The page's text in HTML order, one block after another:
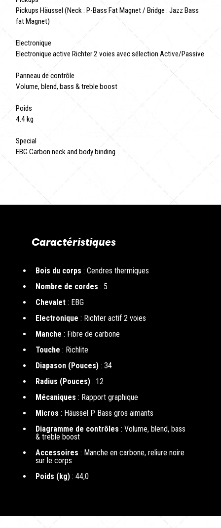
Pickups Häussel (Neck : P-Bass Fat Magnet / Bridge : Jazz Bass
fat Magnet)
Electronique
Electronique active Richter 2 voies avec sélection Active/Passive
Panneau de contrôle
Volume, blend, bass & treble boost
Poids
4.4 kg
Special
EBG Carbon neck and body binding
Caractéristiques
Bois du corps : Cendres thermiques
Nombre de cordes : 5
Chevalet : EBG
Electronique : Richter actif 2 voies
Manche : Fibre de carbone
Touche : Richlite
Diapason (Pouces) : 34
Radius (Pouces) : 12
Mécaniques : Rapport graphique
Micros : Häussel P Bass gros aimants
Diagramme de contrôles : Volume, blend, bass
& treble boost
Accessoires : Manche en carbone, reliure noire
sur le corps
Poids (kg) : 44,0